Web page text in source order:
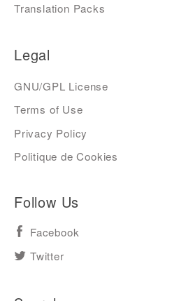
Translation Packs
Legal
GNU/GPL License
Terms of Use
Privacy Policy
Politique de Cookies
Follow Us
Facebook
Twitter